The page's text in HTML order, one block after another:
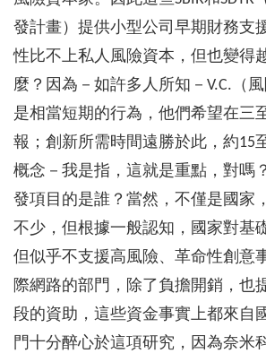
發計畫）提供小型公司早期財務支
性比不上私人風險資本，但也變得
麼？因為－如許多人所知－V.C.（
是相當短期的行為，他們希望在三
報；創新所需時間遠勝於此，約15
概念－我是指，這就是重點，對嗎
發項目的是誰？當然，不僅是國家
不少，但根據一般認知，國家對基
但似乎不支援高風險、革命性創意
際網路的部門，除了負擔開銷，也
段的資助，這些資金事實上都來自
門十分醉心於這項研究，因為奈米